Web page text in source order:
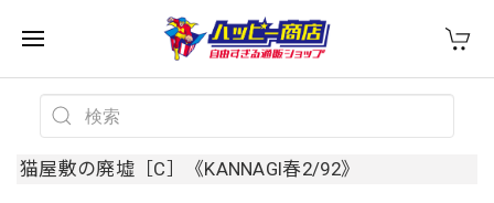
猫屋敷の廃墟［C］《KANNAGI春2/92》